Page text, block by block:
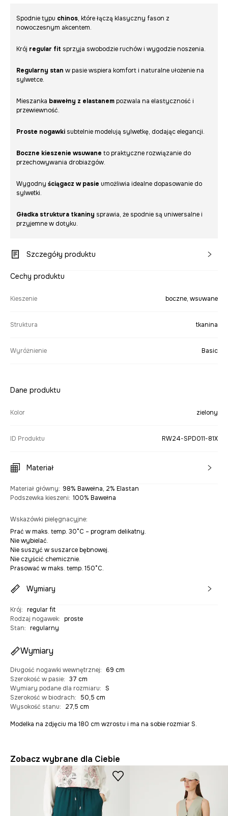
Spodnie typu chinos, które łączą klasyczny fason z
nowoczesnym akcentem.
Krój regular fit sprzyja swobodzie ruchów i wygodzie noszenia.
Regularny stan w pasie wspiera komfort i naturalne ułożenie na
sylwetce.
Mieszanka bawełny z elastanem pozwala na elastyczność i
przewiewność.
Proste nogawki subtelnie modelują sylwetkę, dodając elegancji.
Boczne kieszenie wsuwane to praktyczne rozwiązanie do
przechowywania drobiazgów.
Wygodny ściągacz w pasie umożliwia idealne dopasowanie do
sylwetki.
Gładka struktura tkaniny sprawia, że spodnie są uniwersalne i
przyjemne w dotyku.
Szczegóły produktu
Cechy produktu
Kieszenie boczne, wsuwane
Struktura tkanina
Wyróżnienie Basic
Dane produktu
Kolor zielony
ID Produktu RW24-SPD011-81X
Materiał
Materiał główny: 98% Bawełna, 2% Elastan
Podszewka kieszeni: 100% Bawełna
Wskazówki pielęgnacyjne:
Prać w maks. temp. 30°C – program delikatny.
Nie wybielać.
Nie suszyć w suszarce bębnowej.
Nie czyścić chemicznie.
Prasować w maks. temp. 150°C.
Wymiary
Krój: regular fit
Rodzaj nogawek: proste
Stan: regularny
Wymiary
Długość nogawki wewnętrznej:
69 cm
Szerokość w pasie: 37 cm
Wymiary podane dla rozmiaru: S
Szerokość w biodrach:
50,5 cm
Wysokość stanu: 27,5 cm
Modelka na zdjęciu ma 180 cm wzrostu i ma na sobie rozmiar S.
Zobacz wybrane dla Ciebie